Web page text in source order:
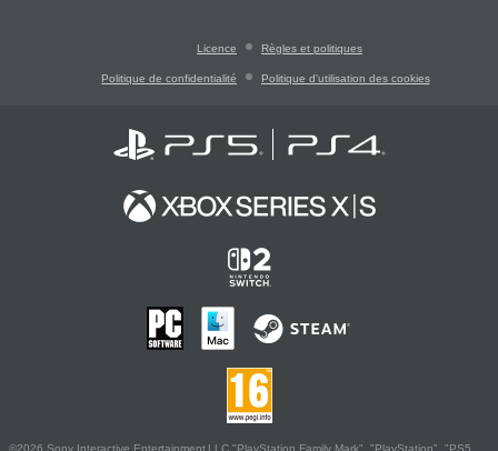
Licence Règles et politiques
Politique de confidentialité Politique d'utilisation des cookies
©2026 Sony Interactive Entertainment LLC."PlayStation Family Mark", "PlayStation", "PS5